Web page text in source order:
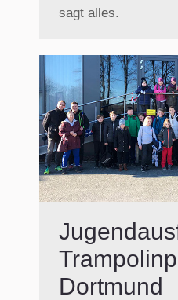
sagt alles.
Dortmund